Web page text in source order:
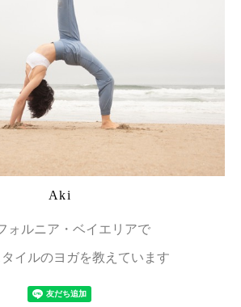
Aki
ォルニア・ベイエリアで
イルのヨガを教えています